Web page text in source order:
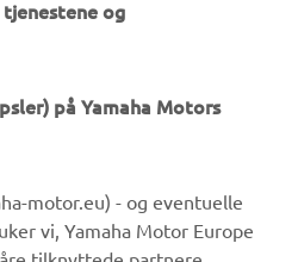
successful XSR125 that
chassis architecture.
benefits from a number of
the character of the
på Yamaha Motors
motor.eu) - og eventuelle
vi, Yamaha Motor Europe
tilknyttede partnere,